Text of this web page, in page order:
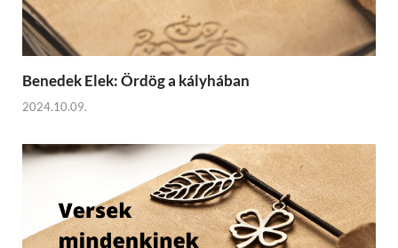
Benedek Elek: Ördög a kályhában
2024.10.09.